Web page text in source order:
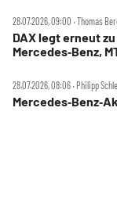
28.07.2026, 09:00 ‧ Thomas
DAX legt erneut
Mercedes‑Benz,
28.07.2026, 08:06 ‧ Philipp